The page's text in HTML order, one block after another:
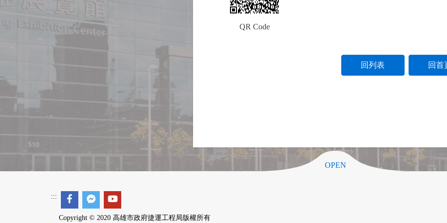
QR Code
回列表 回首
OPEN
:::
Copyright © 2020 高雄市政府捷運工程局版權所有